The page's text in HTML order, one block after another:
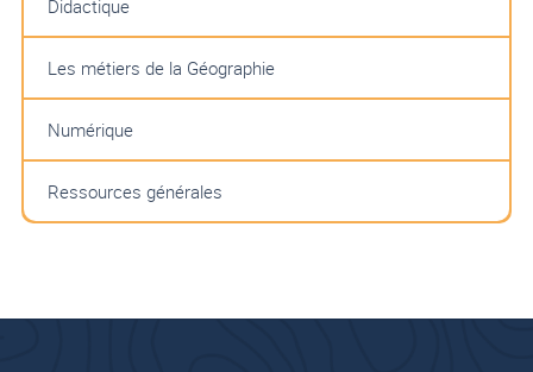
Didactique
Les métiers de la Géographie
Numérique
Ressources générales